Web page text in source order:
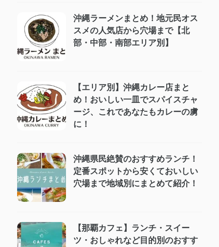
沖縄ラーメンまとめ！地元民オス
スメの人気店から穴場まで【北
部・中部・南部エリア別】
【エリア別】沖縄カレー店まと
め！おいしい一皿でスパイスチャ
ージ、これであなたもカレーの虜
に！
沖縄県民絶賛のおすすめランチ！
定番スポットから安くておいしい
穴場まで地域別にまとめて紹介！
【那覇カフェ】ランチ・スイー
ツ・おしゃれなど目的別のおすす